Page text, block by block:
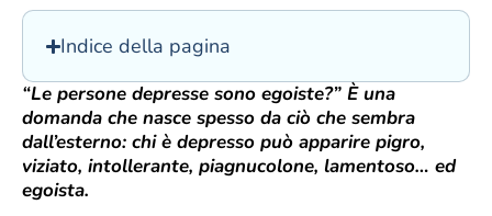
Indice della pagina
“Le persone depresse sono egoiste?” È una
domanda che nasce spesso da ciò che sembra
dall’esterno: chi è depresso può apparire pigro,
viziato, intollerante, piagnucolone, lamentoso… ed
egoista.